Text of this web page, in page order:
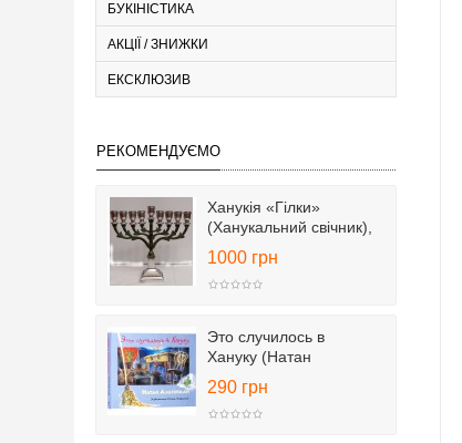
БУКІНІСТИКА
АКЦІЇ / ЗНИЖКИ
ЕКСКЛЮЗИВ
РЕКОМЕНДУЄМО
Ханукія «Гілки»
(Ханукальний свічник),
25 см
1000 грн
Это случилось в
Хануку (Натан
Альтерман)
290 грн